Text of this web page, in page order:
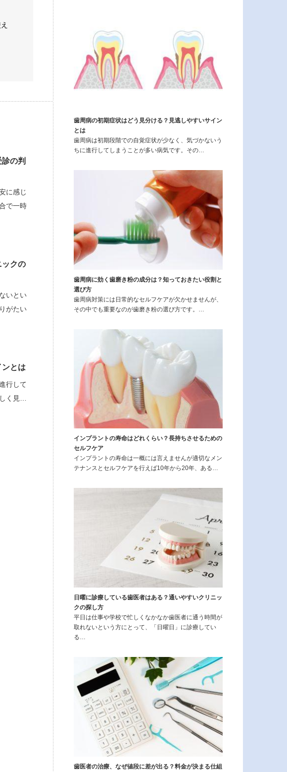
の判
に感じ
で一時
ックの
いとい
がたい
とは
行して
く見…
歯周病の初期症状はどう見分ける？見逃しやすいサイン
とは
歯周病は初期段階での自覚症状が少なく、気づかないう
ちに進行してしまうことが多い病気です。その…
歯周病に効く歯磨き粉の成分は？知っておきたい役割と
選び方
歯周病対策には日常的なセルフケアが欠かせませんが、
その中でも重要なのが歯磨き粉の選び方です。…
インプラントの寿命はどれくらい？長持ちさせるための
セルフケア
インプラントの寿命は一概には言えませんが適切なメン
テナンスとセルフケアを行えば10年から20年、ある…
日曜に診療している歯医者はある？通いやすいクリニッ
クの探し方
平日は仕事や学校で忙しくなかなか歯医者に通う時間が
取れないという方にとって、「日曜日」に診療してい
る…
歯医者の治療、なぜ値段に差が出る？料金が決まる仕組